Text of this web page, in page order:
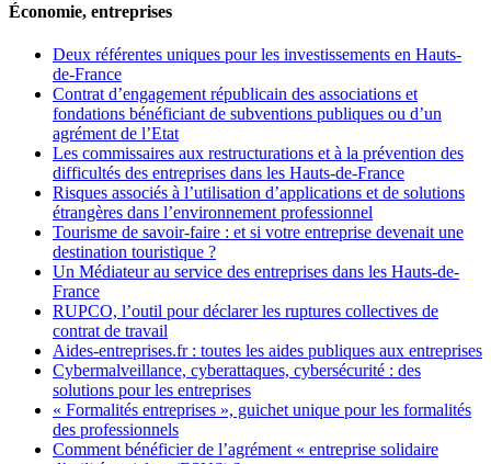
Économie, entreprises
Deux référentes uniques pour les investissements en Hauts-
de-France
Contrat d’engagement républicain des associations et
fondations bénéficiant de subventions publiques ou d’un
agrément de l’Etat
Les commissaires aux restructurations et à la prévention des
difficultés des entreprises dans les Hauts-de-France
Risques associés à l’utilisation d’applications et de solutions
étrangères dans l’environnement professionnel
Tourisme de savoir-faire : et si votre entreprise devenait une
destination touristique ?
Un Médiateur au service des entreprises dans les Hauts-de-
France
RUPCO, l’outil pour déclarer les ruptures collectives de
contrat de travail
Aides-entreprises.fr : toutes les aides publiques aux entreprises
Cybermalveillance, cyberattaques, cybersécurité : des
solutions pour les entreprises
« Formalités entreprises », guichet unique pour les formalités
des professionnels
Comment bénéficier de l’agrément « entreprise solidaire